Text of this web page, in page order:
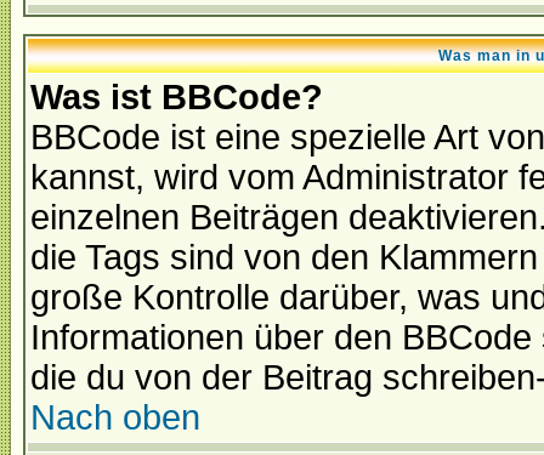
Was man in
Was ist BBCode?
BBCode ist eine spezielle Art
kannst, wird vom Administrator
einzelnen Beiträgen
die Tags sind von den
große Kontrolle darüber, was
Informationen über den
die du von der Beitrag
Nach oben